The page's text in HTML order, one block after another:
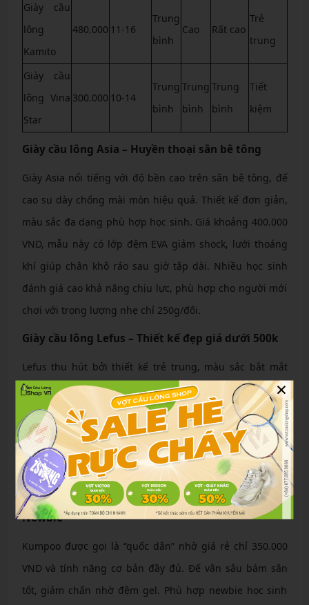
Giày cầu
lông
Kamito
480.000 11-16
Trung
bình
Cao Rất cao
Trẻ
trung
Giày cầu
lông Vina
Star
300.000 10-14
Trung
bình
Trung
bình
Trung
bình
Tiết
kiệm
Giày cầu lông Asia – Huyền thoại sân bê tông
Giày Asia nổi tiếng với độ bền cao trên sân bê tông, đế
cao su dày chống mài mòn hiệu quả. Thiết kế đơn giản,
màu sắc đa dạng phù hợp học sinh. Giá khoảng 400.000
VND, mẫu này có lớp đệm EVA giảm shock, lưới thoáng
khí giúp chân khô ráo sau giờ tập dài. Nhiều học sinh
đánh giá cao khả năng chịu lực, phù hợp cho người mới
chơi với trọng lượng nhẹ chỉ 250g/đôi.
Giày cầu lông Lefus – Thiết kế đẹp giá dưới 500k
Lefus thu hút bởi thiết kế trẻ trung, màu sắc bắt mắt
như xanh dương hay hồng. Giá dưới 500.000 VND, giày
có đế chống trượt tốt, lớp lót mềm mại bảo vệ cổ chân.
Độ thoáng khí cao nhờ lưới mesh, giúp tránh mùi hôi.
Đây là lựa chọn lý tưởng cho học sinh nữ, với form vừa
vặn và độ bền lên đến 15 tháng sử dụng thường xuyên.
Giày cầu lông Kumpoo – Mẫu giày quốc dân cho
Newbie
Kumpoo được gọi là “quốc dân” nhờ giá rẻ chỉ 350.000
VND và tính năng cơ bản đầy đủ. Đế vân sâu bám sân
tốt, giảm chấn nhờ đệm gel. Phù hợp newbie học sinh
×